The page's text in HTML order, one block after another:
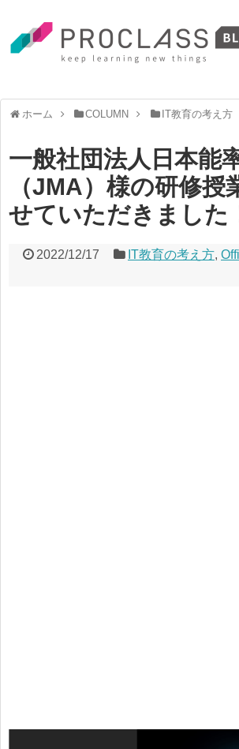
ホーム COLUMN IT教育の考え方
一般社団法人日本能
（JMA）様の研修授
せていただきました
2022/12/17 IT教育の考え方,